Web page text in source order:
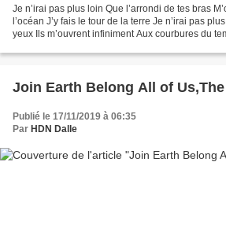
Je n’irai pas plus loin Que l’arrondi de tes bras
l’océan J’y fais le tour de la terre Je n’irai pas
yeux Ils m’ouvrent infiniment Aux courbures du
Join Earth Belong All of
Publié le 17/11/2019 à 06:35
Par HDN Dalle